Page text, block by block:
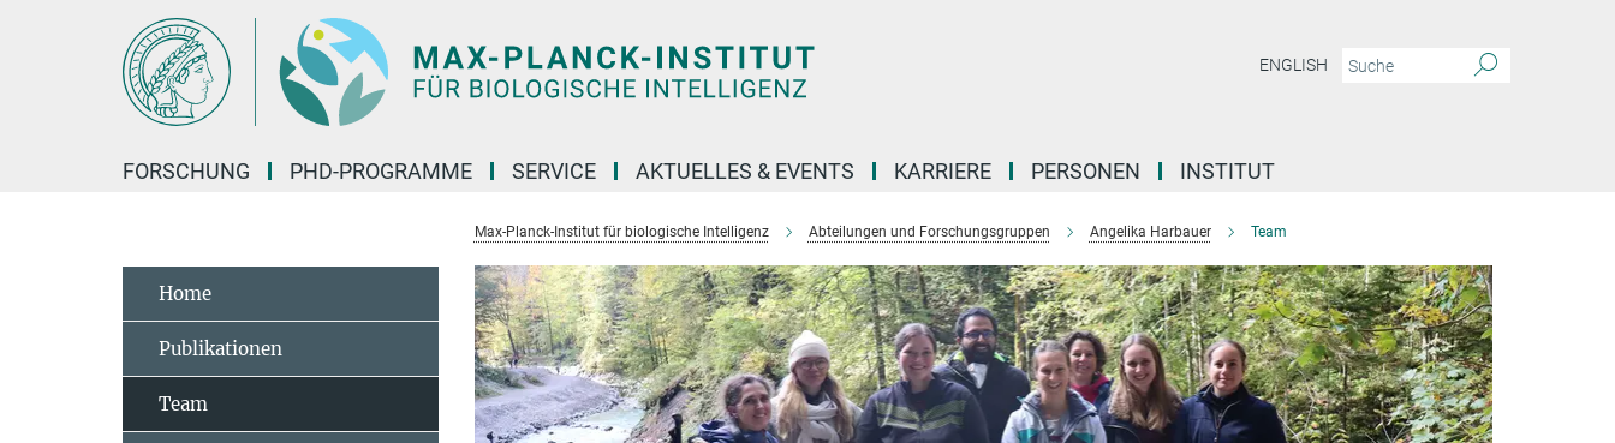
ENGLISH
FORSCHUNG PHD-PROGRAMME SERVICE AKTUELLES & EVENTS KARRIERE PERSONEN INSTITUT
Max-Planck-Institut für biologische Intelligenz Abteilungen und Forschungsgruppen Angelika Harbauer Team
Home
Publikationen
Team